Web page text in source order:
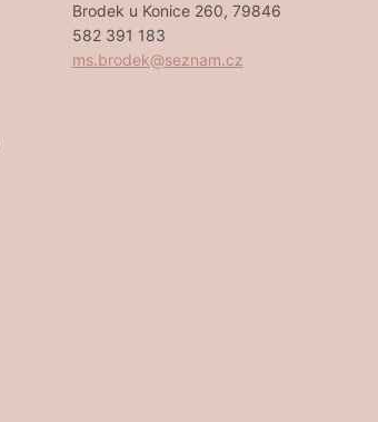
Brodek u Konice 260, 79846
582 391 183
ms.brodek@seznam.cz